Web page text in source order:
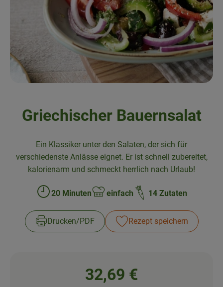
Angebote & Neues
Naturwaren
Vorratskammer
So geht’s
Service
Blog
Griechischer Bauernsalat
Ein Klassiker unter den Salaten, der sich für
verschiedenste Anlässe eignet. Er ist schnell zubereitet,
kalorienarm und schmeckt herrlich nach Urlaub!
Zubreitungszeit:
20 Minuten
Schwierigkeit:
einfach 14 Zutaten
Drucken​/​PDF Rezept speichern
32,69 €